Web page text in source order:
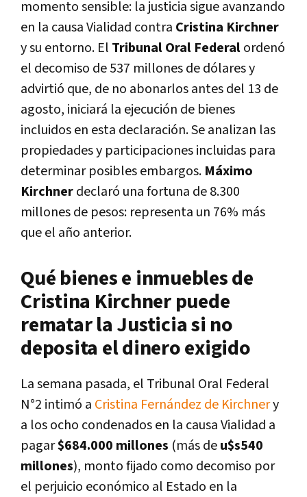
momento sensible: la justicia sigue avanzando
en la causa Vialidad contra Cristina Kirchner
y su entorno. El Tribunal Oral Federalordenó
el decomiso de 537 millones de dólares y
advirtió que, de no abonarlos antes del 13 de
agosto, iniciará la ejecución de bienes
incluidos en esta declaración. Se analizan las
propiedades y participaciones incluidas para
determinar posibles embargos. Máximo
Kirchnerdeclaró una fortuna de 8.300
millones de pesos: representa un 76% más
que el año anterior.
Qué bienes e inmuebles de
Cristina Kirchner puede
rematar la Justicia si no
deposita el dinero exigido
La semana pasada, el Tribunal Oral Federal
N°2 intimó a Cristina Fernández de Kirchnery
a los ocho condenados en la causa Vialidad a
pagar$684.000 millones (más deu$s540
millones), monto fijado como decomiso por
el perjuicio económico al Estado en la